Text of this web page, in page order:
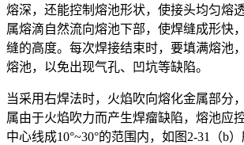
熔深，还能控制熔池形状，使接头均匀熔
属熔滴自然流向熔池下部，使焊缝成形快
缝的高度。每次焊接结束时，要填满熔池
熔池，以免出现气孔、凹坑等缺陷。
当采用右焊法时，火焰吹向熔化金属部分
属由于火焰吹力而产生焊瘤缺陷，熔池应
中心线成10°~30°的范围内，如图2-31（b）